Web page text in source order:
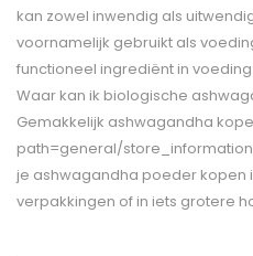
kan zowel inwendig als
voornamelijk gebruikt als
functioneel ingrediënt in
Waar kan ik biologische
Gemakkelijk ashwagandha
path=general/
je ashwagandha poeder kopen
verpakkingen of in iets grotere